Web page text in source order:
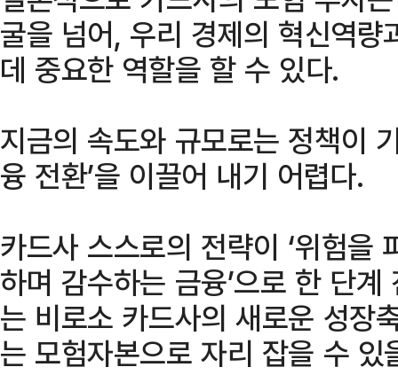
굴을 넘어, 우리 경제의 혁신역
데 중요한 역할을 할 수 있다.
지금의 속도와 규모로는 정책이
융 전환’을 이끌어 내기 어렵다.
카드사 스스로의 전략이 ‘위험을
하며 감수하는 금융’으로 한 단
는 비로소 카드사의 새로운 성장
는 모험자본으로 자리 잡을 수 있